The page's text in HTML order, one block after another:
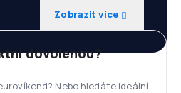
Zobrazit více
dovolenou?
Nebo hledáte ideální